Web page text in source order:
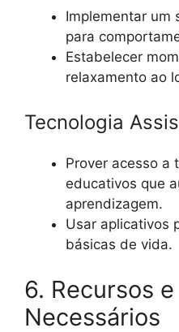
Implementar um
para
Estabelecer
relaxamento ao
Tecnologia
Prover acesso a
educativos que
aprendizagem.
Usar aplicativos
básicas de vida.
6. Recursos
Necessários